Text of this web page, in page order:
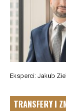
Eksperci: Jakub
TRANSFERY I